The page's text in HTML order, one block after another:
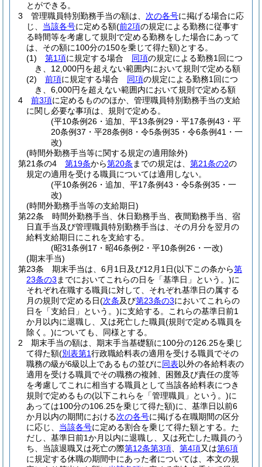
とができる。
3
管理職員特別勤務手当の額は、 次の各号に掲げる場合に応
じ、 当該各号に定める額(前2項の規定による勤務に従事す
る時間等を考慮して規則で定める勤務をした場合にあって
は、その額に100分の150を乗じて得た額)とする。
(1)
第1項に規定する場合 同項の規定による勤務1回につ
き、12,000円を超えない範囲内において規則で定める額
(2)
前項に規定する場合 同項の規定による勤務1回につ
き、6,000円を超えない範囲内において規則で定める額
4
前3項に定めるもののほか、管理職員特別勤務手当の支給
に関し必要な事項は、規則で定める。
(平10条例26・追加、平13条例29・平17条例43・平
20条例37・平28条例8・令5条例35・令6条例41・一
改)
(時間外勤務手当等に関する規定の適用除外)
第21条の4
第19条から第20条 までの規定は、 第21条の2の
規定の適用を受ける職員については適用しない。
(平10条例26・追加、平17条例43・令5条例35・一
改)
(時間外勤務手当等の支給期日)
第22条
時間外勤務手当、休日勤務手当、夜間勤務手当、宿
日直手当及び管理職員特別勤務手当は、その月分を翌月の
給料支給期日にこれを支給する。
(昭31条例17・昭46条例2・平10条例26・一改)
(期末手当)
第23条
期末手当は、6月1日及び12月1日(以下この条から第
23条の3 までにおいてこれらの日を「基準日」という。)に
それぞれ在職する職員に対して、それぞれ基準日の属する
月の規則で定める日(次条及び第23条の3においてこれらの
日を「支給日」という。)に支給する。
これらの基準日前1
か月以内に退職し、又は死亡した職員(規則で定める職員を
除く。)についても、同様とする。
2
期末手当の額は、期末手当基礎額に100分の126.25を乗じ
て得た額(別表第1行政職給料表の適用を受ける職員でその
職務の級が6級以上であるもの並びに同表以外の各給料表の
適用を受ける職員でその職務の複雑、困難及び責任の度等
を考慮してこれに相当する職員として当該各給料表につき
規則で定めるもの(以下これらを「管理職員」という。)に
あっては100分の106.25を乗じて得た額)に、基準日以前6
か月以内の期間における次の各号に掲げる在職期間の区分
に応じ、 当該各号に定める割合を乗じて得た額とする。 た
だし、基準日前1か月以内に退職し、又は死亡した職員のう
ち、当該退職又は死亡の際第12条第3項 第4項又は第6項
に規定する休職の期間中にあった者については、本文の規